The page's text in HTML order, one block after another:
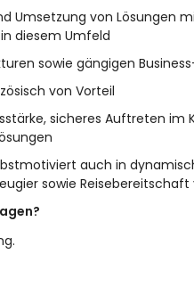
Umsetzung von Lösungen
diesem Umfeld
sowie gängigen
von Vorteil
sicheres Auftreten im
auch in
sowie Reisebereitschaft